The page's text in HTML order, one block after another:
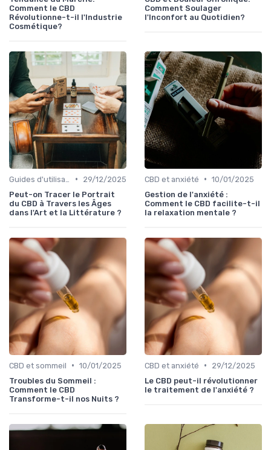
Comment le CBD
Révolutionne-t-il l'Industrie
Cosmétique?
Comment Soulager
l'Inconfort au Quotidien?
•
29/12/2025
Peut-on Tracer le Portrait
du CBD à Travers les Âges
dans l'Art et la Littérature ?
CBD et anxiété • 10/01/2025
Gestion de l'anxiété :
Comment le CBD facilite-t-il
la relaxation mentale ?
CBD et sommeil • 10/01/2025
Troubles du Sommeil :
Comment le CBD
Transforme-t-il nos Nuits ?
CBD et anxiété •
29/12/2025
Le CBD peut-il révolutionner
le traitement de l'anxiété ?